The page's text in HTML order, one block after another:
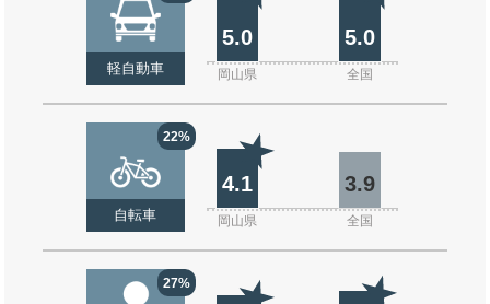
軽自動車
5.0 5.0
岡山県 全国
22%
自転車
4.1 3.9
岡山県 全国
27%